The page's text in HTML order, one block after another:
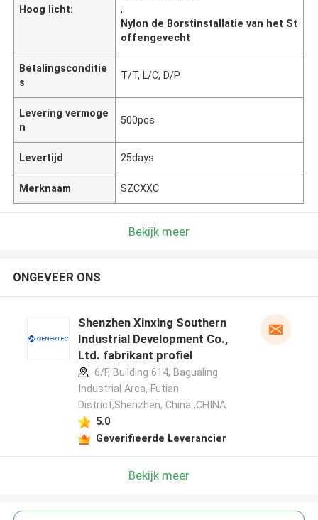
Hoog licht:
,
Nylon de Borstinstallatie van het St
offengevecht
Betalingsconditie
s
T/T, L/C, D/P
Levering vermoge
n
500pcs
Levertijd 25days
Merknaam SZCXXC
Bekijk meer
ONGEVEER ONS
Shenzhen Xinxing Southern
Industrial Development Co.,
Ltd. fabrikant profiel
6/F, Building 614, Bagualing
Industrial Area, Futian
District,Shenzhen, China ,CHINA
5.0
Geverifieerde Leverancier
Bekijk meer